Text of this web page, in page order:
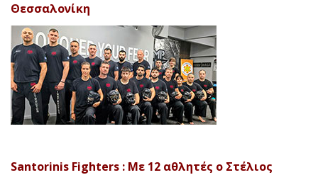
Θεσσαλονίκη
Santorinis Fighters : Με 12 αθλητές ο Στέλιος